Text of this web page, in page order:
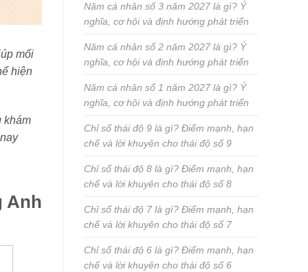
mối
hiện
khám
Anh
Năm cá nhân số 3 năm 2027 là gì? Ý
nghĩa, cơ hội và định hướng phát triển
Năm cá nhân số 2 năm 2027 là gì? Ý
nghĩa, cơ hội và định hướng phát triển
Năm cá nhân số 1 năm 2027 là gì? Ý
nghĩa, cơ hội và định hướng phát triển
Chỉ số thái độ 9 là gì? Điểm mạnh, hạn
chế và lời khuyên cho thái độ số 9
Chỉ số thái độ 8 là gì? Điểm mạnh, hạn
chế và lời khuyên cho thái độ số 8
Chỉ số thái độ 7 là gì? Điểm mạnh, hạn
chế và lời khuyên cho thái độ số 7
Chỉ số thái độ 6 là gì? Điểm mạnh, hạn
chế và lời khuyên cho thái độ số 6